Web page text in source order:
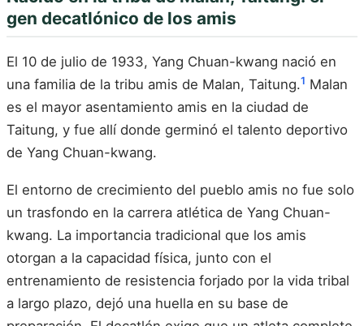
gen decatlónico de los amis
El 10 de julio de 1933, Yang Chuan-kwang nació en
una familia de la tribu amis de Malan, Taitung.1 Malan
es el mayor asentamiento amis en la ciudad de
Taitung, y fue allí donde germinó el talento deportivo
de Yang Chuan-kwang.
El entorno de crecimiento del pueblo amis no fue solo
un trasfondo en la carrera atlética de Yang Chuan-
kwang. La importancia tradicional que los amis
otorgan a la capacidad física, junto con el
entrenamiento de resistencia forjado por la vida tribal
a largo plazo, dejó una huella en su base de